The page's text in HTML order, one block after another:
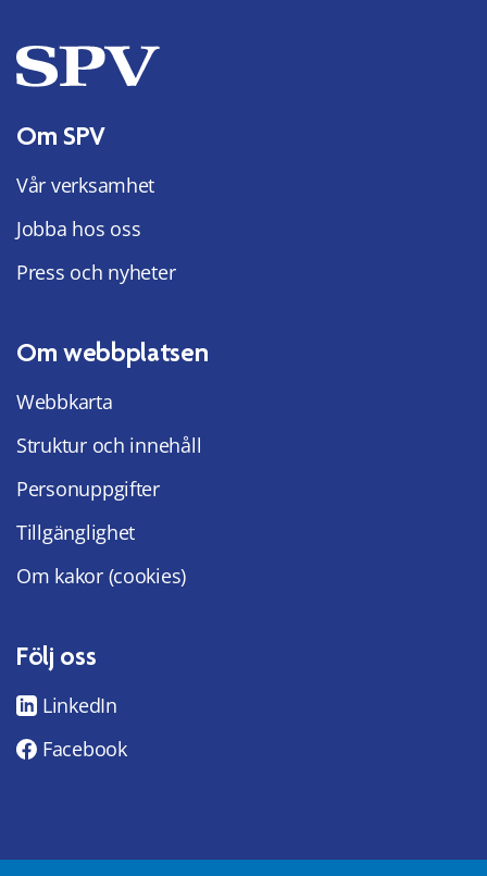
Om SPV
Vår verksamhet
Jobba hos oss
Press och nyheter
Om webbplatsen
Webbkarta
Struktur och innehåll
Personuppgifter
Tillgänglighet
Om kakor (cookies)
Följ oss
LinkedIn
Facebook